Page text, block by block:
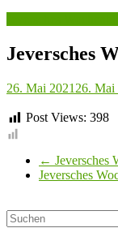
Jeversches
26. Mai 2021 26. Mai
Post Views: 398
← Jeversches
Jeversches